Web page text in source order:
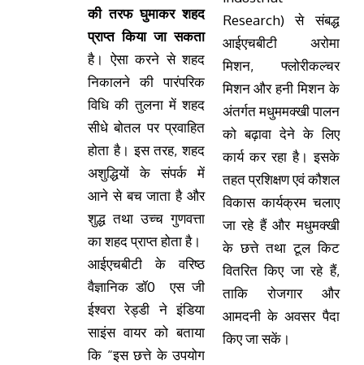
की तरफ घुमाकर शहद
प्राप्त किया जा सकता
है। ऐसा करने से शहद
निकालने की पारंपरिक
विधि की तुलना में शहद
सीधे बोतल पर प्रवाहित
होता है। इस तरह, शहद
अशुद्धियों के संपर्क में
आने से बच जाता है और
शुद्ध तथा उच्च गुणवत्ता
का शहद प्राप्त होता है।
आईएचबीटी के वरिष्ठ
वैज्ञानिक डॉ0 एस जी
ईश्वरा रेड्डी ने इंडिया
साइंस वायर को बताया
कि “इस छत्ते के उपयोग
Research) से संबद्ध
आईएचबीटी अरोमा
मिशन, फ्लोरीकल्चर
मिशन और हनी मिशन के
अंतर्गत मधुममक्खी पालन
को बढ़ावा देने के लिए
कार्य कर रहा है। इसके
तहत प्रशिक्षण एवं कौशल
विकास कार्यक्रम चलाए
जा रहे हैं और मधुमक्खी
के छत्ते तथा टूल किट
वितरित किए जा रहे हैं,
ताकि रोजगार और
आमदनी के अवसर पैदा
किए जा सकें।